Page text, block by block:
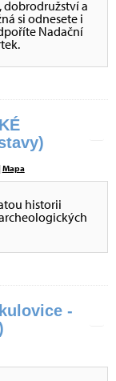
dobrodružství a
si odnesete i
Nadační
Mapa
historii
-